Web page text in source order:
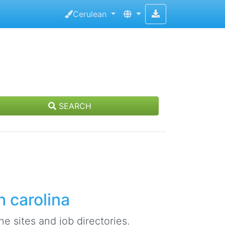
Cerulean
SEARCH
carolina
sites and job directories.